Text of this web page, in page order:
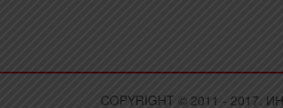
COPYRIGHT © 2011 -